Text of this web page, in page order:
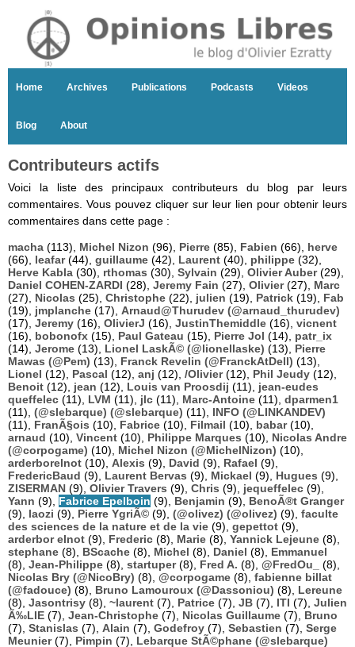
Home Archives Publications Podcasts Videos
Blog About
Contributeurs actifs
Voici la liste des principaux contributeurs du blog par leurs
commentaires. Vous pouvez cliquer sur leur lien pour obtenir leurs
commentaires dans cette page :
macha (113), Michel Nizon (96), Pierre (85), Fabien (66), herve
(66), leafar(44), guillaume (42), Laurent (40), philippe (32),
Herve Kabla (30), rthomas (30), Sylvain (29), Olivier Auber(29),
Daniel COHEN-ZARDI (28), Jeremy Fain (27), Olivier(27), Marc
(27), Nicolas (25), Christophe (22), julien (19), Patrick (19), Fab
(19), jmplanche (17), Arnaud@Thurudev (@arnaud_thurudev)
(17), Jeremy (16), OlivierJ (16), JustinThemiddle (16), vicnent
(16), bobonofx (15), Paul Gateau (15), Pierre Jol (14), patr_ix
(14), Jerome (13), Lionel LaskÃ© (@lionellaske) (13), Pierre
Mawas (@Pem) (13), Franck Revelin (@FranckAtDell) (13),
Lionel (12), Pascal (12), anj (12), /Olivier(12), Phil Jeudy (12),
Benoit (12), jean (12), Louis van Proosdij (11), jean-eudes
queffelec (11), LVM (11), jlc (11), Marc-Antoine (11), dparmen1
(11), (@slebarque) (@slebarque) (11), INFO (@LINKANDEV)
(11), FranÃ§ois (10), Fabrice (10), Filmail (10), babar(10),
arnaud (10), Vincent (10), Philippe Marques (10), Nicolas Andre
(@corpogame) (10), Michel Nizon (@MichelNizon) (10),
arderborelnot (10), Alexis (9), David (9), Rafael (9),
FredericBaud (9), Laurent Bervas (9), Mickael (9), Hugues (9),
ZISERMAN (9), Olivier Travers (9), Chris (9), jequeffelec (9),
Yann (9), Fabrice Epelboin (9), Benjamin (9), BenoÃ®t Granger
(9), laozi (9), Pierre YgriÃ© (9), (@olivez) (@olivez) (9), faculte
des sciences de la nature et de la vie (9), gepettot (9),
arderbor elnot (9), Frederic (8), Marie (8), Yannick Lejeune (8),
stephane (8), BScache (8), Michel (8), Daniel (8), Emmanuel
(8), Jean-Philippe (8), startuper(8), Fred A. (8), @FredOu_
(8),
Nicolas Bry (@NicoBry) (8), @corpogame (8), fabienne billat
(@fadouce) (8), Bruno Lamouroux (@Dassoniou) (8), Lereune
(8), Jasontrisy (8), ~laurent (7), Patrice (7), JB (7), ITI (7), Julien
Ã‰LIE (7), Jean-Christophe (7), Nicolas Guillaume (7), Bruno
(7), Stanislas (7), Alain (7), Godefroy (7), Sebastien (7), Serge
Meunier(7), Pimpin (7), Lebarque StÃ©phane (@slebarque)